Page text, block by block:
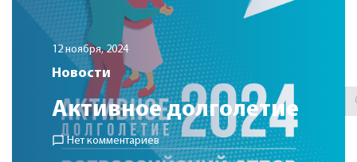
Родителям
Фотоальбомы
Контакты
12 ноября, 2024
Новости
Активное долголетие
chat_bubble_outline Нет комментариев